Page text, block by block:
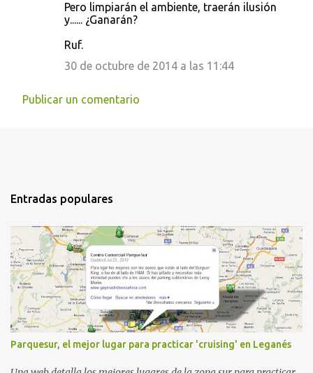
Pero limpiarán el ambiente, traerán ilusión
y...... ¿Ganarán?
Ruf.
30 de octubre de 2014 a las 11:44
Publicar un comentario
Entradas populares
Parquesur, el mejor lugar para practicar 'cruising' en Leganés